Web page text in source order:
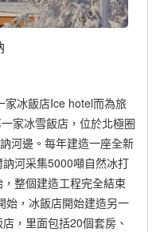
家冰飯店Ice hotel而為旅
家冰雪飯店，位於北極圈
河邊。每年建造一座全新
河采集5000噸自然冰打
整個建造工程完全結束
始，冰飯店開始建造另一
，里面包括20個套房、